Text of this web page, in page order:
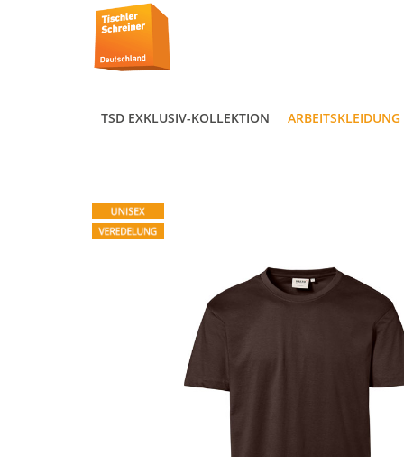
TSD EXKLUSIV-KOLLEKTION ARBEITSKLEIDUNG